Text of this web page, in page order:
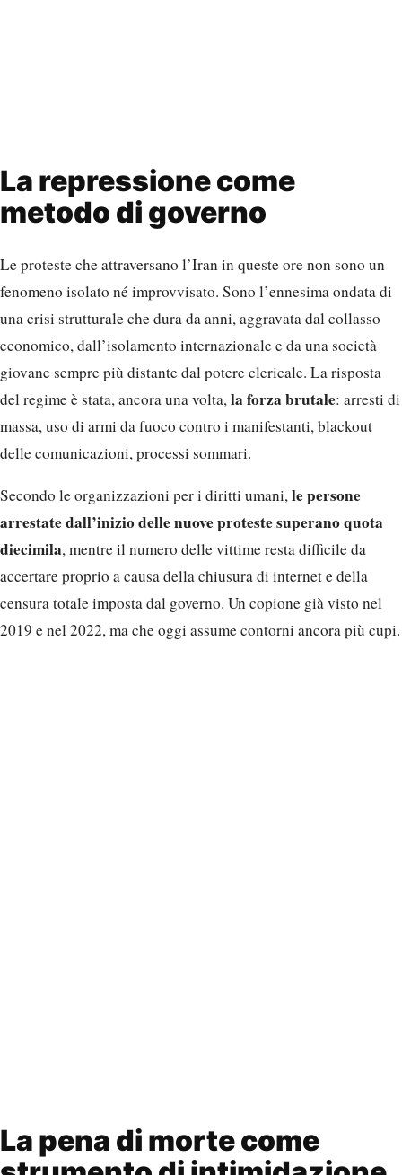
La repressione come
metodo di governo
Le proteste che attraversano l’Iran in queste ore non sono un
fenomeno isolato né improvvisato. Sono l’ennesima ondata di
una crisi strutturale che dura da anni, aggravata dal collasso
economico, dall’isolamento internazionale e da una società
giovane sempre più distante dal potere clericale. La risposta
del regime è stata, ancora una volta,la forza brutale: arresti di
massa, uso di armi da fuoco contro i manifestanti, blackout
delle comunicazioni, processi sommari.
Secondo le organizzazioni per i diritti umani,le persone
arrestate dall’inizio delle nuove proteste superano quota
diecimila, mentre il numero delle vittime resta difficile da
accertare proprio a causa della chiusura di internet e della
censura totale imposta dal governo. Un copione già visto nel
2019 e nel 2022, ma che oggi assume contorni ancora più cupi.
La pena di morte come